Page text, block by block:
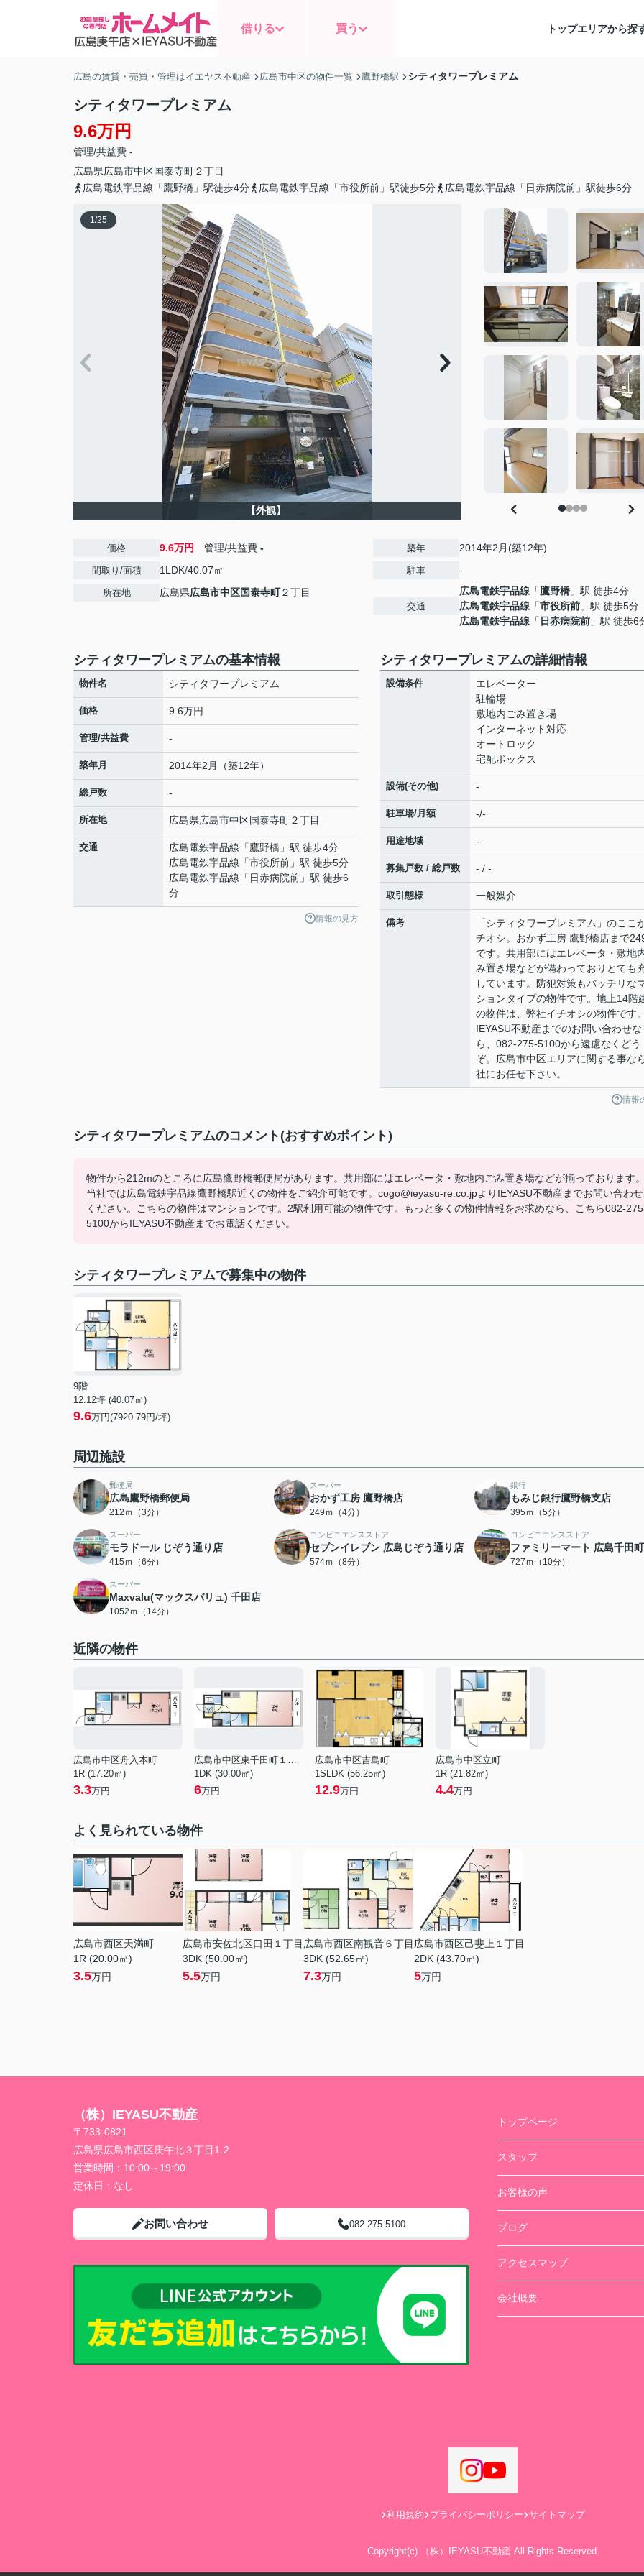
借りる 買う トップエリアから探
広島の賃貸・売買・管理はイエヤス不動産 広島市中区の物件一覧 鷹野橋駅 シティタワープレミアム
シティタワープレミアム
9.6万円
管理/共益費 -
広島県広島市中区国泰寺町２丁目
広島電鉄宇品線「鷹野橋」駅徒歩4分
広島電鉄宇品線「市役所前」駅徒歩5分 広島電鉄宇品線「日赤病院前」駅徒歩6分
1/25
【外観】
価格 9.6万円 管理/共益費 -
間取り/面積 1LDK/40.07㎡
所在地 広島県広島市中区国泰寺町２丁目
築年 2014年2月(築12年)
駐車 -
交通
広島電鉄宇品線 「鷹野橋 」駅 徒歩4分
広島電鉄宇品線 「市役所前 」駅 徒歩5分
広島電鉄宇品線 「 日赤病院前 」駅 徒歩6
シティタワープレミアムの基本情報
物件名 シティタワープレミアム
価格 9.6万円
管理/共益費 -
築年月 2014年2月（築12年）
総戸数 -
所在地 広島県広島市中区国泰寺町２丁目
交通 広島電鉄宇品線 「鷹野橋 」駅 徒歩4分
広島電鉄宇品線 「市役所前 」駅 徒歩5分
広島電鉄宇品線 「 日赤病院前 」駅 徒歩6
分
情報の見方
シティタワープレミアムの詳細情報
設備条件
エレベーター
駐輪場
敷地内ごみ置き場
インターネット対応
オートロック
宅配ボックス
設備(その他) -
駐車場/月額 -/-
用途地域 -
募集戸数 / 総戸数 - / -
取引態様 一般媒介
備考
「シティタワープレミアム」のここ
チオシ。おかず工房 鷹野橋店まで
です。共用部にはエレベータ・敷地
み置き場などが備わっておりとても
しています。防犯対策もバッチリな
ションタイプの物件です。地上14階
の物件は、弊社イチオシの物件です
IEYASU不動産までのお問い合わせな
ら、082-275-5100から遠慮なくどう
ぞ。広島市中区エリアに関する事な
社にお任せ下さい。
情報
シティタワープレミアムのコメント(おすすめポイント)
物件から212mのところに広島鷹野橋郵便局があります。共用部にはエレベータ・敷地内ごみ置き場などが揃っております
当社では広島電鉄宇品線鷹野橋駅近くの物件をご紹介可能です。cogo@ieyasu-re.co.jpよりIEYASU不動産までお問い合わせ
ください。こちらの物件はマンションです。2駅利用可能の物件です。もっと多くの物件情報をお求めなら、こちら082-
5100からIEYASU不動産までお電話ください。
シティタワープレミアムで募集中の物件
9階
12.12坪 (40.07㎡)
9.6万円(7920.79円/坪)
周辺施設
郵便局
広島鷹野橋郵便局
212ｍ（3分）
スーパー
おかず工房 鷹野橋店
249ｍ（4分）
銀行
もみじ銀行鷹野橋支店
395ｍ（5分）
スーパー
モラドール じぞう通り店
415ｍ（6分）
コンビニエンスストア
セブンイレブン 広島じぞう通り店
574ｍ（8分）
コンビニエンスストア
ファミリーマート 広島千田
727ｍ（10分）
スーパー
Maxvalu(マックスバリュ) 千田店
1052ｍ（14分）
近隣の物件
広島市中区舟入本町
1R (17.20㎡)
3.3万円
広島市中区東千田町１丁目
1DK (30.00㎡)
6万円
広島市中区吉島町
1SLDK (56.25㎡)
12.9万円
広島市中区立町
1R (21.82㎡)
4.4万円
よく見られている物件
広島市西区天満町
1R (20.00㎡)
3.5万円
広島市安佐北区口田１丁目
3DK (50.00㎡)
5.5万円
広島市西区南観音６丁目
3DK (52.65㎡)
7.3万円
広島市西区己斐上１丁目
2DK (43.70㎡)
5万円
（株）IEYASU不動産
〒733-0821
広島県広島市西区庚午北３丁目1-2
営業時間： 10:00～19:00
定休日： なし
お問い合わせ 082-275-5100
トップページ
スタッフ
お客様の声
ブログ
アクセスマップ
会社概要
利用規約 プライバシーポリシー サイトマップ
Copyright(c) （株）IEYASU不動産 All Rights Reserved.